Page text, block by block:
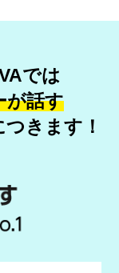
では
が話す
きます！